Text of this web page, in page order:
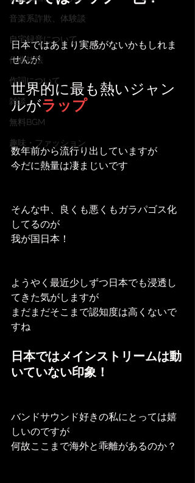
音楽系詐欺、体験談
自宅録音について
作曲技法
作詞について
雑談
無料BGM
趣味・ファッション
日本ではあまり実感がないかもしれま
せんが
世界的に最も熱いジャン
ルがラップ
数年前から流行り出していますが
今だに熱量は凄まじいです
そんな中、良くも悪くもガラパゴス化
してるのが
我が国日本！
ようやく最近少しずつ日本でも浸透し
てきた気がしますが
まだまだそこまで認知度は高くないで
すね
日本ではメインストリームは動
いていない印象！
バンドサウンド好きの私にとっては嬉
しいのですが
何故ここまで海外と乖離があるのか？